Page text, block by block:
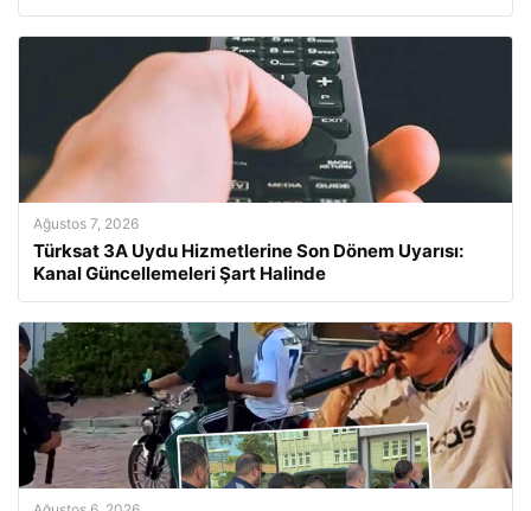
Ağustos 7, 2026
Türksat 3A Uydu Hizmetlerine Son Dönem Uyarısı:
Kanal Güncellemeleri Şart Halinde